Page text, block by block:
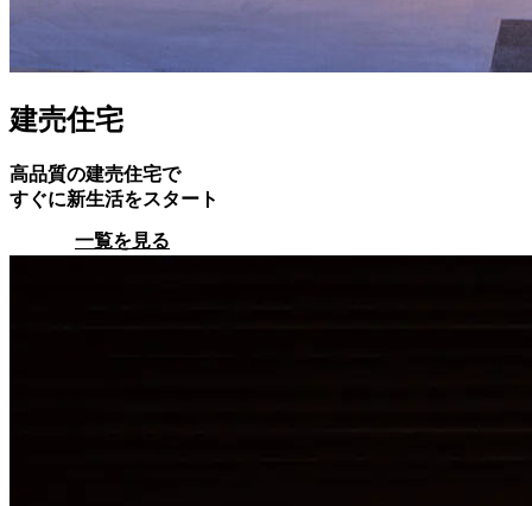
建売住宅
高品質の建売住宅で
すぐに新生活をスタート
一覧を見る